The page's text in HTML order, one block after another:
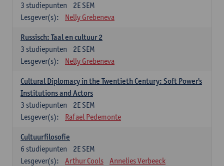
2E SEM
3 studiepunten
Lesgever(s):
Nelly Grebeneva
Russisch: Taal en cultuur 2
2E SEM
3 studiepunten
Lesgever(s):
Nelly Grebeneva
Cultural Diplomacy in the Twentieth Century: Soft Power's
Institutions and Actors
2E SEM
3 studiepunten
Lesgever(s):
Rafael Pedemonte
Cultuurfilosofie
2E SEM
6 studiepunten
Lesgever(s):
Arthur Cools Annelies Verbeeck